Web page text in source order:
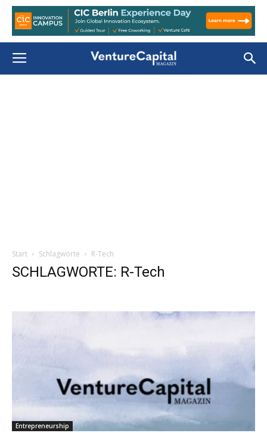
Start Schlagworte R-Tech
SCHLAGWORTE: R-Tech
Entrepreneurship